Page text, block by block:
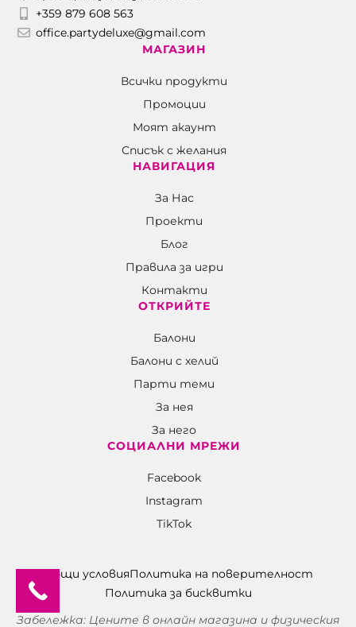
+359 879 608 563
office.partydeluxe@gmail.com
МАГАЗИН
Всички продукти
Промоции
Моят акаунт
Списък с желания
НАВИГАЦИЯ
За Нас
Проекти
Блог
Правила за игри
Контакти
ОТКРИЙТЕ
Балони
Балони c хелий
Парти теми
За нея
За него
СОЦИАЛНИ МРЕЖИ
Facebook
Instagram
TikTok
Общи условияПолитика на поверителност
Политика за бисквитки
Забележка: Цените в онлайн магазина и физическия